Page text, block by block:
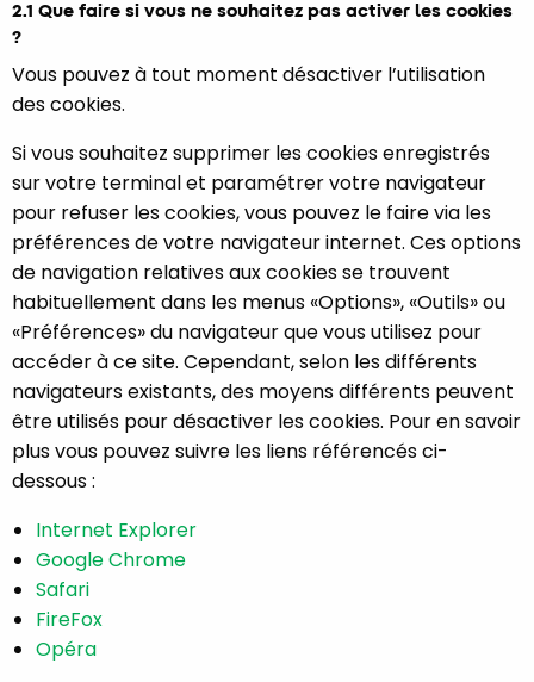
2.1 Que faire si vous ne souhaitez pas activer les cookies
?
Vous pouvez à tout moment désactiver l’utilisation
des cookies.
Si vous souhaitez supprimer les cookies enregistrés
sur votre terminal et paramétrer votre navigateur
pour refuser les cookies, vous pouvez le faire via les
préférences de votre navigateur internet. Ces options
de navigation relatives aux cookies se trouvent
habituellement dans les menus «Options», «Outils» ou
«Préférences» du navigateur que vous utilisez pour
accéder à ce site. Cependant, selon les différents
navigateurs existants, des moyens différents peuvent
être utilisés pour désactiver les cookies. Pour en savoir
plus vous pouvez suivre les liens référencés ci-
dessous :
Internet Explorer
Google Chrome
Safari
FireFox
Opéra